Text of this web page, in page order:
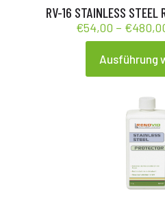
gewählt
werden
RV-16 STAINLESS STEEL
€54,00 – €
Ausführung
Dieses
Produkt